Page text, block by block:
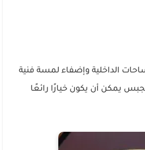
الداخلية وإضفاء لمسة فنية
يمكن أن يكون خيارًا رائعًا